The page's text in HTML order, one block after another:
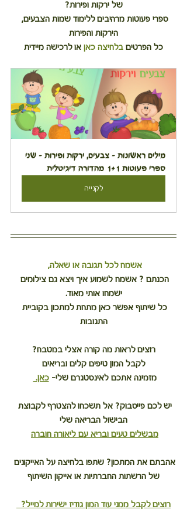
של ירקות ופירות?
ספרי פעוטות מרהיבים ללימוד שמות הצבעים,
הירקות והפירות
כל הפרטים בלחיצה כאן או לרכישה מיידית
מילים ראשונות – צבעים, ירקות ופירות – שני
ספרי פעוטות 1+1 מהדורה דיגיטלית
לקנייה
אשמח לכל תגובה או שאלה,
הכנתם ? אשמח לשמוע איך ויצא גם צילומים
ישמחו אותי מאוד.
כל שיתוף אפשר כאן מתחת למתכון בקוביית
התגובות
רוצים לראות מה קורה אצלי במטבח?
לקבל המון טיפים קלים ובריאים
מזמינה אתכם לאינסטגרם שלי– כאן.
יש לכם פייסבוק? אל תשכחו להצטרף לקבוצת
הבישול הבריאה שלי
מבשלים טעים ובריא עם ליאורה חוברה
אהבתם את המתכון? שתפו בלחיצה על האייקונים
של הרשתות החברתיות או אייקון השיתוף
רוצים לקבל ממני עוד המון גודיז ישירות למייל?